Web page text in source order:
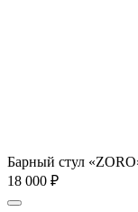
Барный стул
18 000 ₽